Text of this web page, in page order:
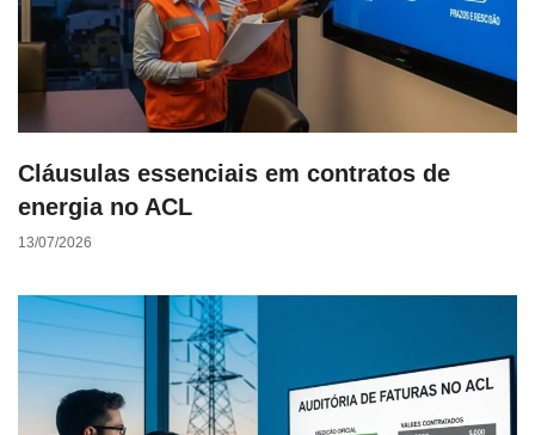
Cláusulas essenciais em contratos de
energia no ACL
13/07/2026